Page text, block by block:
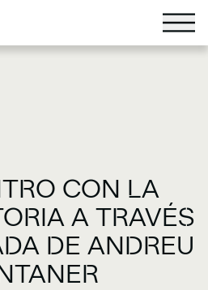
CON LA
A TRAVÉS
DE ANDREU